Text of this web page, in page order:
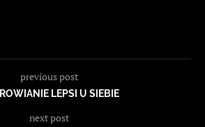
previous post
LEPSI U SIEBIE
next post